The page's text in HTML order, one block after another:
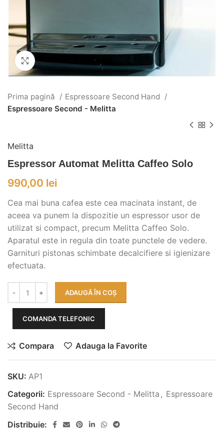
Click to enlarge
Prima pagină
Espressoare Second Hand
Espressoare Second - Melitta
Melitta
Espressor Automat Melitta Caffeo Solo
990,00 lei
Cea mai buna cafea este cea macinata instant, de
aceea va punem la dispozitie un espressor usor de
utilizat si compact, precum Melitta Caffeo Solo.
Aparatul este in regula din toate punctele de vedere.
Garnituri pistonas schimbate decalcifiere si igienizare
efectuata.
ADAUGĂ ÎN COȘ
COMANDA TELEFONIC
Compara Adauga la Favorite
SKU: AP1
Categorii: Espressoare Second - Melitta , Espressoare
Second Hand
Distribuie: